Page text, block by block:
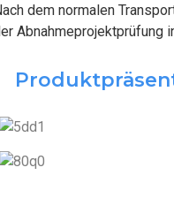
dem normalen
Abnahmeprojektprüfung